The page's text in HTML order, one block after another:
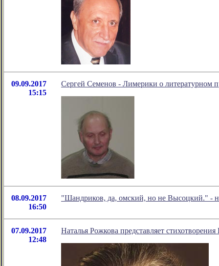
09.09.2017
15:15
Сергей Семенов - Лимерики о литературном
08.09.2017
16:50
"Шандриков, да, омский, но не Высоцкий." -
07.09.2017
12:48
Наталья Рожкова представляет